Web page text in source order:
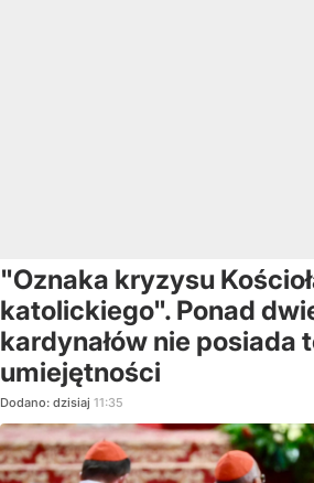
"Oznaka kryzysu
katolickiego". Ponad
kardynałów nie posiada
umiejętności
Dodano: dzisiaj 11:35